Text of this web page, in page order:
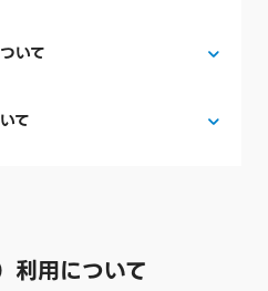
いて
て
用について